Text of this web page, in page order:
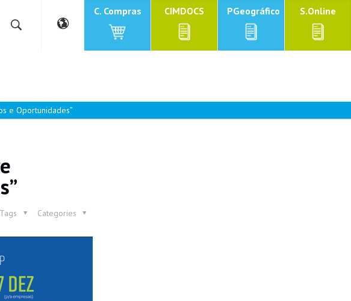
C. Compras CIMDOCS PGeográfico S.Online
e Oportunidades”
Categories
Tags